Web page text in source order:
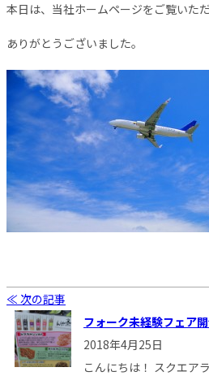
本日は、当社ホームページをご覧いた
ありがとうございました。
≪ 次の記事
フォーク未経験フェア開
2018年4月25日
こんにちは！ スクエア